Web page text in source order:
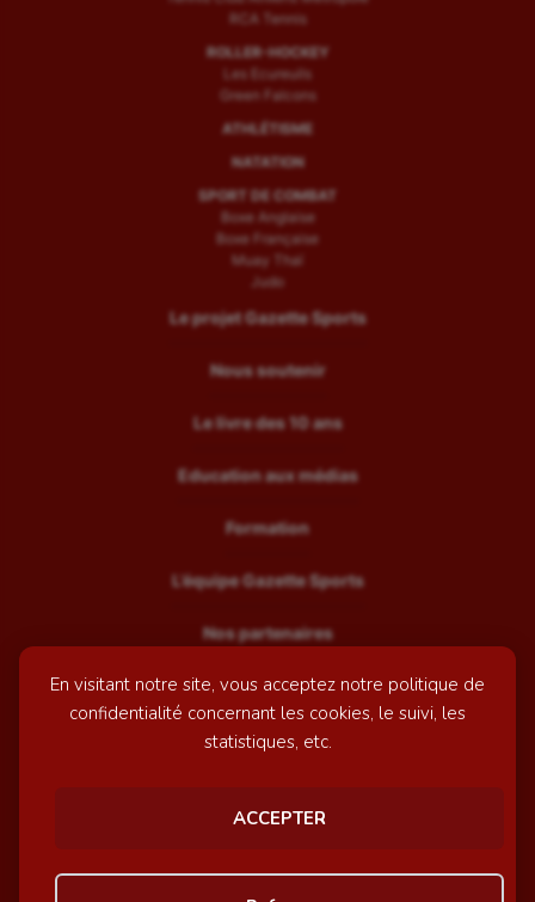
En visitant notre site, vous acceptez notre politique de
confidentialité concernant les cookies, le suivi, les
statistiques, etc.
ACCEPTER
RCA Tennis
ROLLER-HOCKEY
Les Ecureuils
Green Falcons
ATHLÉTISME
NATATION
SPORT DE COMBAT
Boxe Anglaise
Boxe Française
Muay Thaï
Judo
Le projet Gazette Sports
Nous soutenir
Le livre des 10 ans
Education aux médias
Formation
L’équipe Gazette Sports
Nos partenaires
Recrutement
Mentions légales
© GazetteSports - 2026 | Site internet réalisé par